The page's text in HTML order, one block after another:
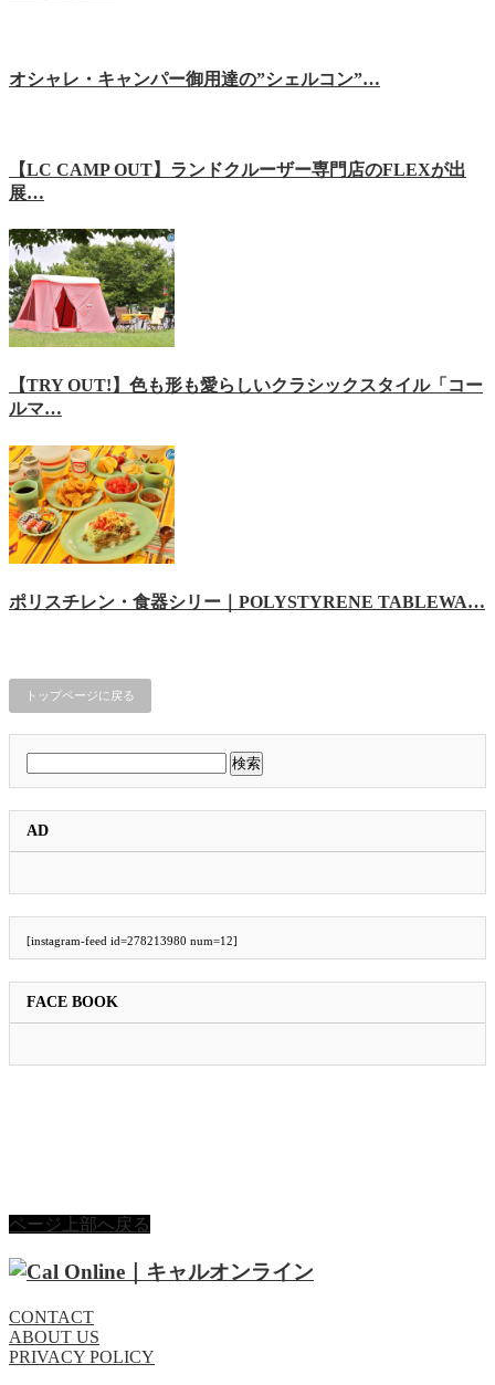
オシャレ・キャンパー御用達の”シェルコン”…
【LC CAMP OUT】ランドクルーザー専門店のFLEXが出
展…
【TRY OUT!】色も形も愛らしいクラシックスタイル「コー
ルマ…
ポリスチレン・食器シリー｜POLYSTYRENE TABLEWA…
トップページに戻る
索:
AD
[instagram-feed id=278213980 num=12]
FACE BOOK
ページ上部へ戻る
CONTACT
ABOUT US
PRIVACY POLICY